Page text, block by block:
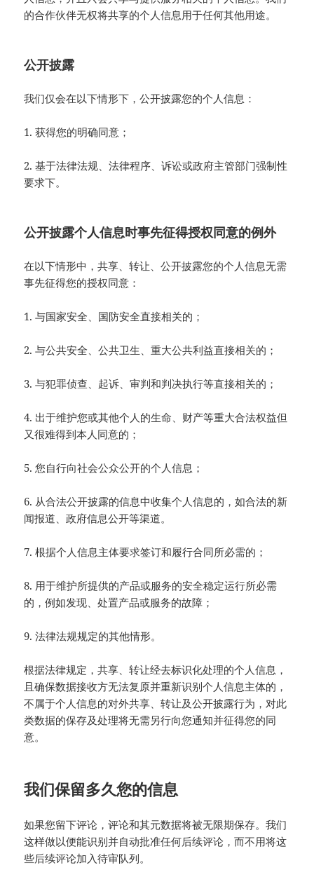
的合作伙伴无权将共享的个人信息用于任何其他用途。
公开披露
我们仅会在以下情形下，公开披露您的个人信息：
1. 获得您的明确同意；
2. 基于法律法规、法律程序、诉讼或政府主管部门强制性
要求下。
公开披露个人信息时事先征得授权同意的例外
在以下情形中，共享、转让、公开披露您的个人信息无需
事先征得您的授权同意：
1. 与国家安全、国防安全直接相关的；
2. 与公共安全、公共卫生、重大公共利益直接相关的；
3. 与犯罪侦查、起诉、审判和判决执行等直接相关的；
4. 出于维护您或其他个人的生命、财产等重大合法权益但
又很难得到本人同意的；
5. 您自行向社会公众公开的个人信息；
6. 从合法公开披露的信息中收集个人信息的，如合法的新
闻报道、政府信息公开等渠道。
7. 根据个人信息主体要求签订和履行合同所必需的；
8. 用于维护所提供的产品或服务的安全稳定运行所必需
的，例如发现、处置产品或服务的故障；
9. 法律法规规定的其他情形。
根据法律规定，共享、转让经去标识化处理的个人信息，
且确保数据接收方无法复原并重新识别个人信息主体的，
不属于个人信息的对外共享、转让及公开披露行为，对此
类数据的保存及处理将无需另行向您通知并征得您的同
意。
我们保留多久您的信息
如果您留下评论，评论和其元数据将被无限期保存。我们
这样做以便能识别并自动批准任何后续评论，而不用将这
些后续评论加入待审队列。